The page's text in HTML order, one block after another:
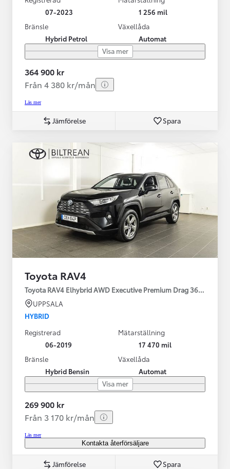
07-2023
1 256 mil
Bränsle
Hybrid Petrol
Växellåda
Automat
Visa mer
364 900 kr
Från 4 380 kr/mån
Läs mer
Jämförelse Spara
Toyota RAV4
Toyota RAV4 Elhybrid AWD Executive Premium Drag 360-kamera
UPPSALA
HYBRID
Registrerad
06-2019
Mätarställning
17 470 mil
Bränsle
Hybrid Bensin
Växellåda
Automat
Visa mer
269 900 kr
Från 3 170 kr/mån
Läs mer
Kontakta återförsäljare
Jämförelse Spara